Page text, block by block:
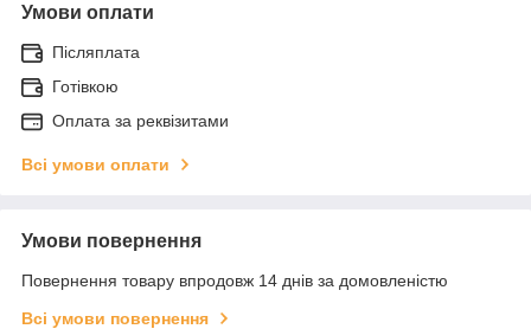
Умови оплати
Післяплата
Готівкою
Оплата за реквізитами
Всі умови оплати
Умови повернення
Повернення товару впродовж 14 днів за домовленістю
Всі умови повернення